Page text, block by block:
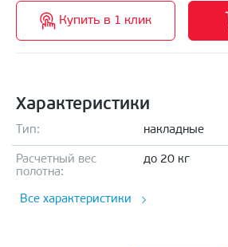
Купить в 1 клик
Характеристики
Тип: накладные
Расчетный вес
полотна:
до 20 кг
Все характеристики